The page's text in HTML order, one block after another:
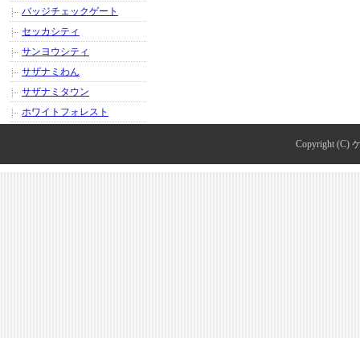
バッジチェックゲート
セッカシティ
サンヨウシティ
サザナミわん
サザナミタウン
ホワイトフォレスト
Copyright (C)